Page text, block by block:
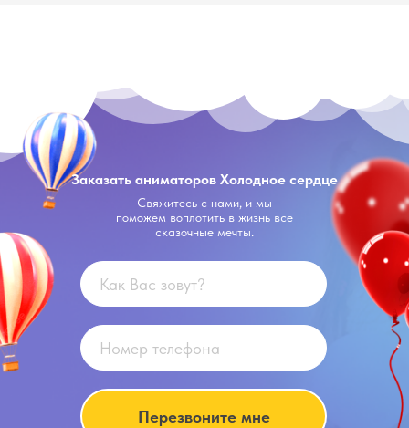
Свяжитесь с нами, и мы
поможем воплотить в жизнь все
сказочные мечты.
Перезвоните мне
Заказать аниматоров Холодное сердце